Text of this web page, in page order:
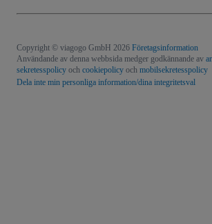
Copyright © viagogo GmbH 2026 Företagsinformation
Användande av denna webbsida medger godkännande av
sekretesspolicy och cookiepolicy och mobilsekretesspolicy
Dela inte min personliga information/dina integritetsval